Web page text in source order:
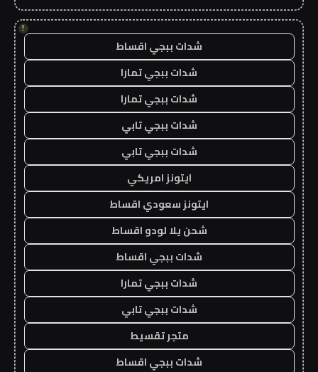
!
شدات ببجي اقساط
شدات ببجي تمارا
شدات ببجي تمارا
شدات ببجي تابي
شدات ببجي تابي
ايتونز امريكي
ايتونز سعودي اقساط
شحن يلا لودو اقساط
شدات ببجي اقساط
شدات ببجي تمارا
شدات ببجي تابي
متجر تقسيط
شدات ببجي اقساط